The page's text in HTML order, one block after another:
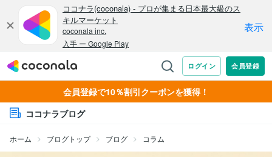
会員登録で10％割引クーポンを獲得！
ココナラブログ
ホーム ブログトップ ブログ コラム